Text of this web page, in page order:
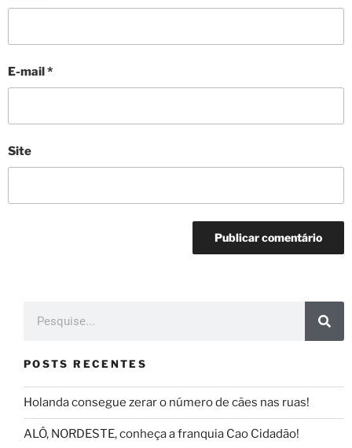
E-mail*
Site
POSTS RECENTES
Holanda consegue zerar o número de cães nas ruas!
ALÔ, NORDESTE, conheça a franquia Cao Cidadão!